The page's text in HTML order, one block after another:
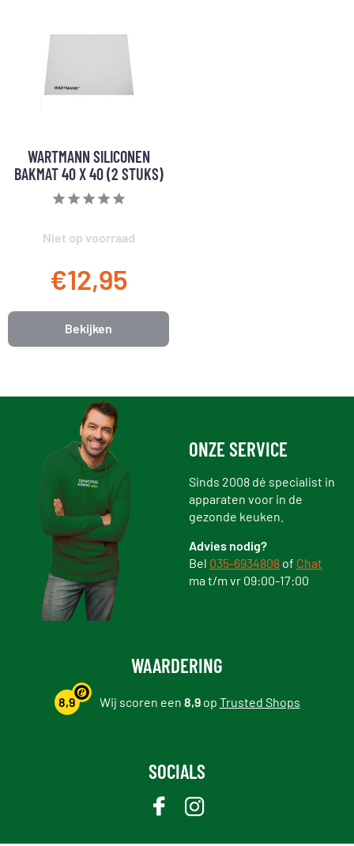
WARTMANN SILICONEN
BAKMAT 40 X 40 (2 STUKS)
Niet op voorraad
€12,95
Bekijken
ONZE SERVICE
Sinds 2008 dé specialist in
apparaten voor in de
gezonde keuken.
Advies nodig?
Bel 035-6934808 of Chat
ma t/m vr 09:00-17:00
WAARDERING
8,9 Wij scoren een 8,9op Trusted Shops
SOCIALS